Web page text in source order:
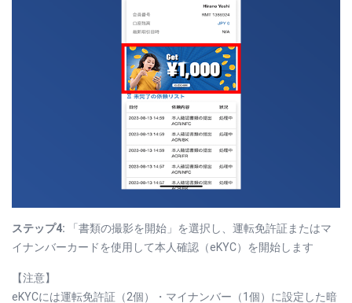
ステップ4: 「書類の撮影を開始」を選択し、運転免許証またはマ
イナンバーカードを使用して本人確認（eKYC）を開始します
【注意】
eKYCには運転免許証（2個）・マイナンバー（1個）に設定した暗